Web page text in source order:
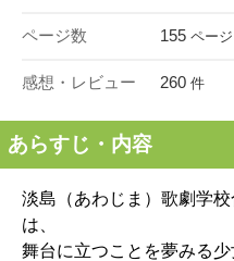
ページ数 155 ページ
感想・レビュー 260 件
あらすじ・内容
淡島（あわじま）歌劇学
は、
舞台に立つことを夢みる